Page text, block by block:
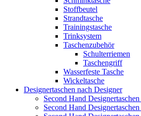
Stoffbeutel
Strandtasche
Trainingstasche
Trinksystem
Taschenzubehör
Schulterriemen
Taschengriff
Wasserfeste Tasche
Wickeltasche
Designertaschen nach Designer
Second Hand
Second Hand